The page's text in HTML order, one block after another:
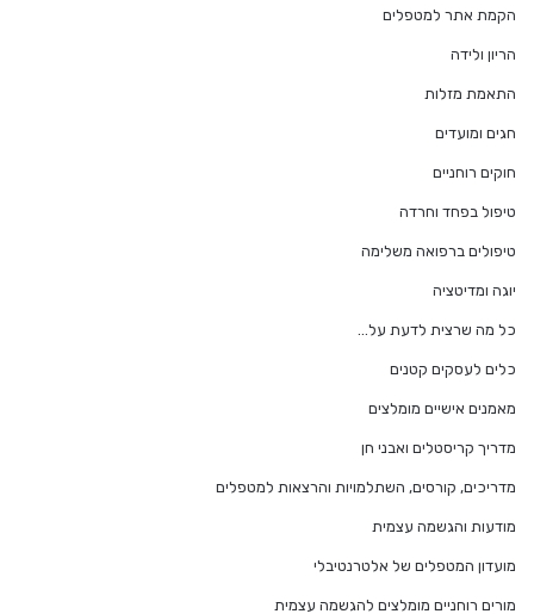
הקמת אתר למטפלים
הריון ולידה
התאמת מזלות
חגים ומועדים
חוקים רוחניים
טיפול בפחד וחרדה
טיפולים ברפואה משלימה
יוגה ומדיטציה
כל מה שרצית לדעת על…
כלים לעסקים קטנים
מאמנים אישיים מומלצים
מדריך קריסטלים ואבני חן
מדריכים, קורסים, השתלמויות והרצאות למטפלים
מודעות והגשמה עצמית
מועדון המטפלים של אלטרנטיבלי
מורים רוחניים מומלצים להגשמה עצמית